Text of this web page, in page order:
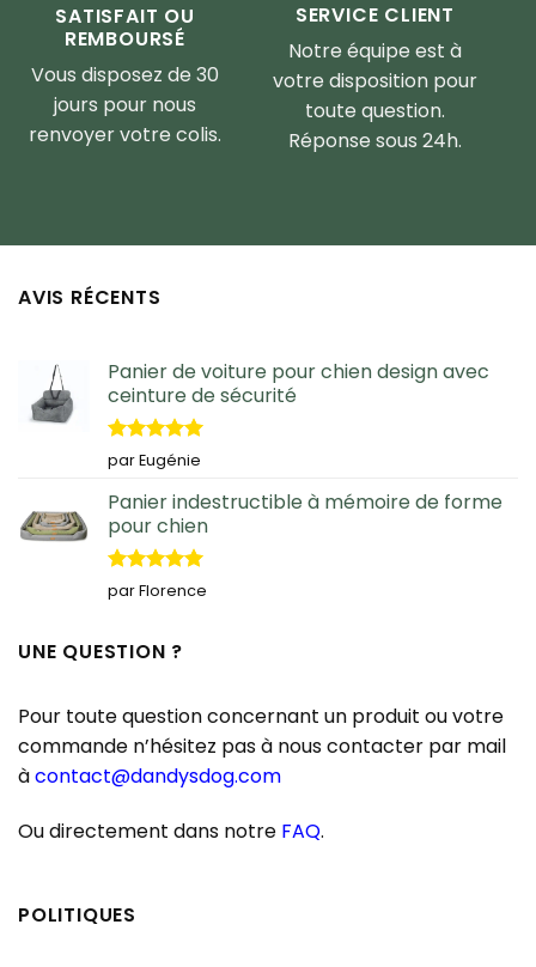
SATISFAIT OU
REMBOURSÉ
Vous disposez de 30
jours pour nous
renvoyer votre colis.
SERVICE CLIENT
Notre équipe est à
votre disposition pour
toute question.
Réponse sous 24h.
AVIS RÉCENTS
Panier de voiture pour chien design avec
ceinture de sécurité
Note5sur
5
par Eugénie
Panier indestructible à mémoire de forme
pour chien
Note5sur
5
par Florence
UNE QUESTION ?
Pour toute question concernant un produit ou votre
commande n’hésitez pas à nous contacter par mail
àcontact@dandysdog.com
Ou directement dans notre FAQ.
POLITIQUES